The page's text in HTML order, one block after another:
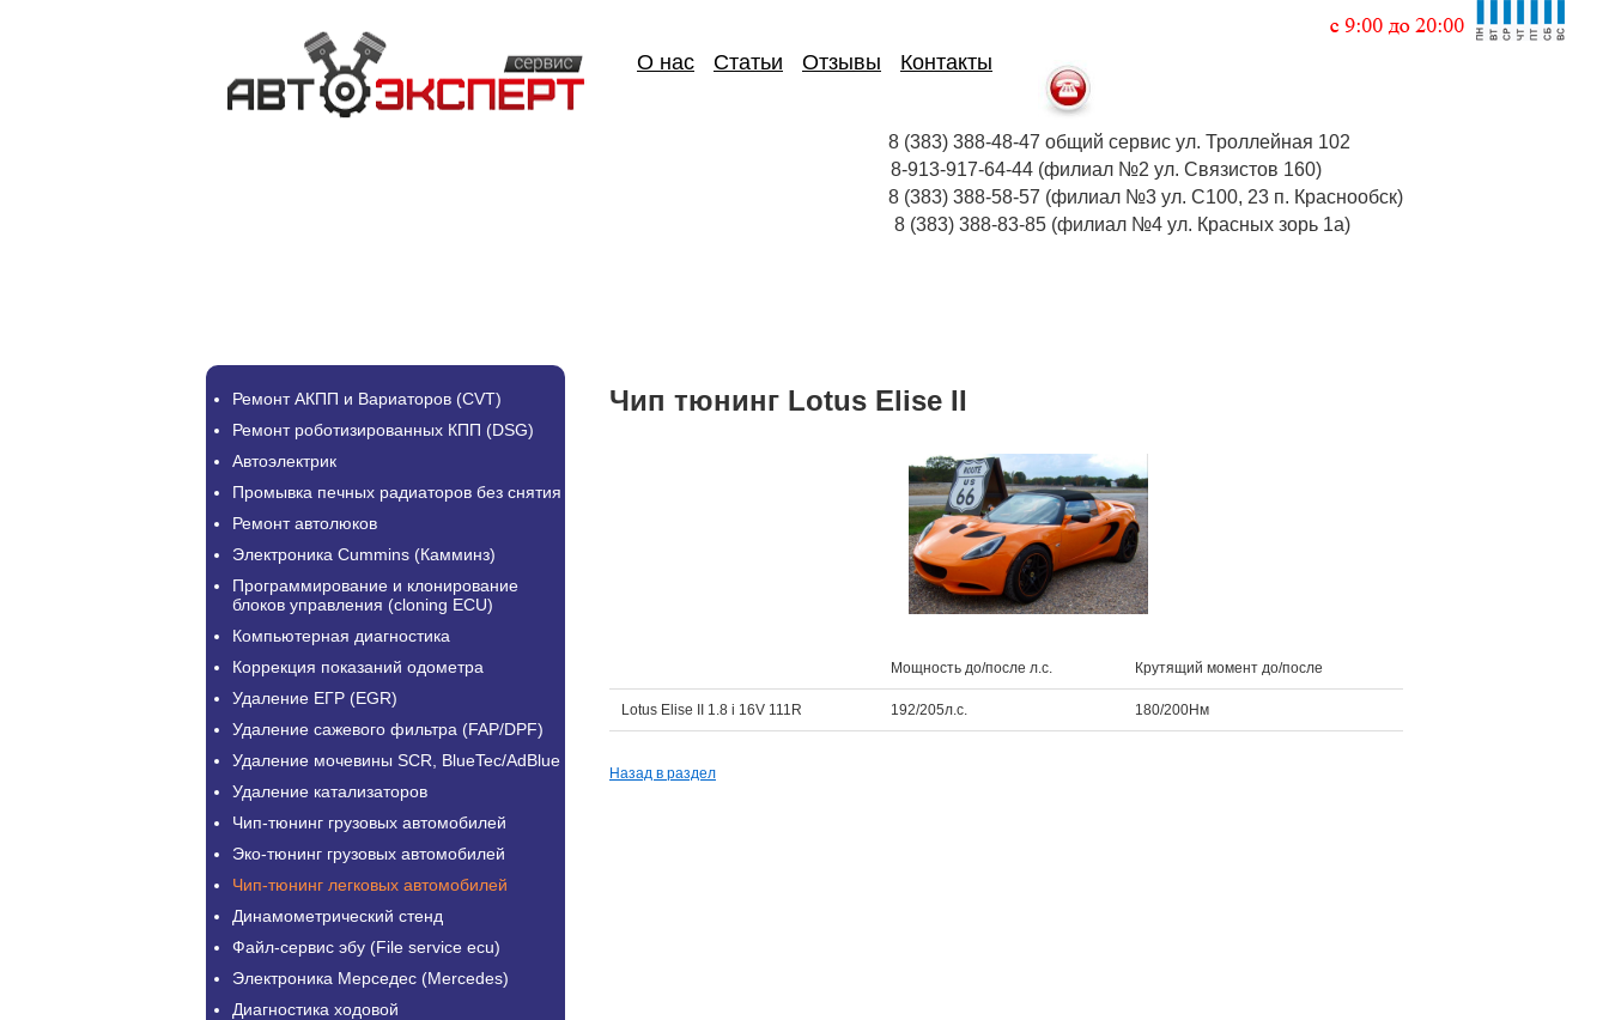
О нас Статьи Отзывы Контакты
8 (383) 388-48-47 общий сервис ул. Троллейная 102
8-913-917-64-44 (филиал №2 ул. Связистов 160)
8 (383) 388-58-57 (филиал №3 ул. С100, 23 п. Краснообск)
8 (383) 388-83-85 (филиал №4 ул. Красных зорь 1а)
Ремонт АКПП и Вариаторов (CVT)
Ремонт роботизированных КПП (DSG)
Автоэлектрик
Промывка печных радиаторов без снятия
Ремонт автолюков
Электроника Cummins (Камминз)
Программирование и клонирование
блоков управления (cloning ECU)
Компьютерная диагностика
Коррекция показаний одометра
Удаление ЕГР (EGR)
Удаление сажевого фильтра (FAP/DPF)
Удаление мочевины SCR, BlueTec/AdBlue
Удаление катализаторов
Чип-тюнинг грузовых автомобилей
Эко-тюнинг грузовых автомобилей
Чип-тюнинг легковых автомобилей
Динамометрический стенд
Файл-сервис эбу (File service ecu)
Электроника Мерседес (Mercedes)
Диагностика ходовой
Чип тюнинг Lotus Elise II
Мощность до/после л.с. Крутящий момент до/после
Lotus Elise II 1.8 i 16V 111R 192/205л.с. 180/200Нм
Назад в раздел